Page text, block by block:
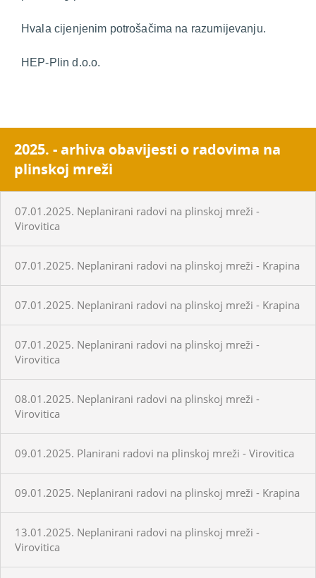
Hvala cijenjenim potrošačima na razumijevanju.
HEP-Plin d.o.o.
2025. - arhiva obavijesti o radovima na
plinskoj mreži
07.01.2025. Neplanirani radovi na plinskoj mreži -
Virovitica
07.01.2025. Neplanirani radovi na plinskoj mreži - Krapina
07.01.2025. Neplanirani radovi na plinskoj mreži - Krapina
07.01.2025. Neplanirani radovi na plinskoj mreži -
Virovitica
08.01.2025. Neplanirani radovi na plinskoj mreži -
Virovitica
09.01.2025. Planirani radovi na plinskoj mreži - Virovitica
09.01.2025. Neplanirani radovi na plinskoj mreži - Krapina
13.01.2025. Neplanirani radovi na plinskoj mreži -
Virovitica